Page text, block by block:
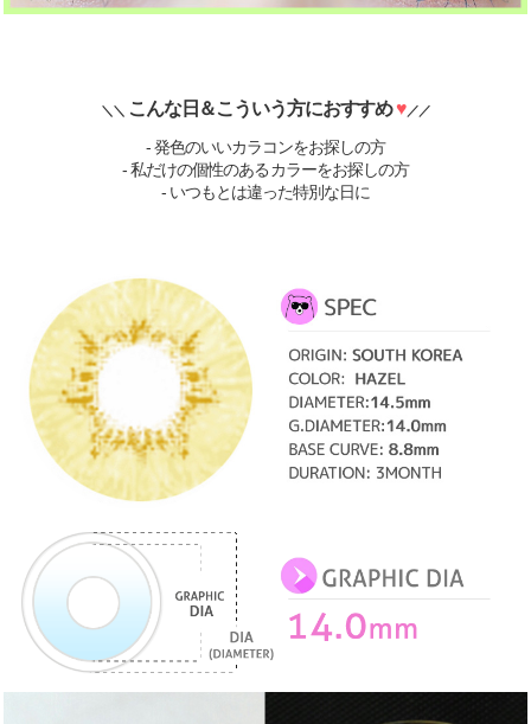
＼＼ こんな日＆こういう方におすすめ♥／／
- 発色のいいカラコンをお探しの方
- 私だけの個性のあるカラーをお探しの方
- いつもとは違った特別な日に